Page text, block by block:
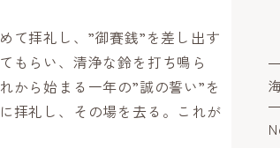
て拝礼し、”御賽銭”を差し出す
もらい、清浄な鈴を打ち鳴ら
から始まる一年の”誠の誓い”を
拝礼し、その場を去る。これが